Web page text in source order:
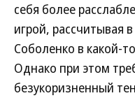
себя более
игрой, рассчитывая
Соболенко в какой-
Однако при этом
безукоризненный